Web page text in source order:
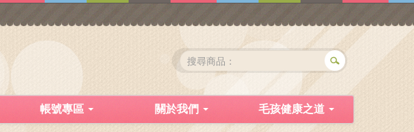
帳號專區 關於我們 毛孩健康之道